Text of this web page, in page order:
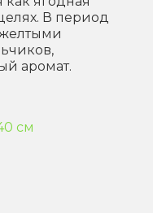
В период
аромат.